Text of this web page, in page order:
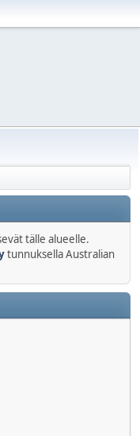
tälle alueelle.
tunnuksella Australian